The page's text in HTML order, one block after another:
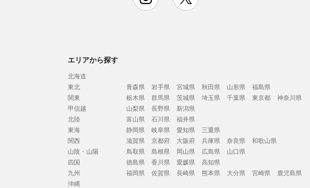
エリアから探す
北海道
東北
青森県 岩手県 宮城県 秋田県 山形県
福島県
関東
栃木県 群馬県 茨城県 埼玉県 千葉県 東京都
神奈川県
甲信越
山梨県 長野県
新潟県
北陸
富山県 石川県
福井県
東海
静岡県 岐阜県 愛知県
三重県
関西
滋賀県 京都府 大阪府 兵庫県 奈良県
和歌山県
山陰・山陽
鳥取県 島根県 岡山県 広島県
山口県
四国
徳島県 香川県 愛媛県
高知県
九州
福岡県 佐賀県 長崎県 熊本県 大分県 宮崎県
鹿児島県
沖縄